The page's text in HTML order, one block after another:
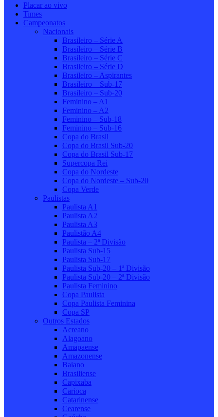
Placar ao vivo
Times
Campeonatos
Nacionais
Brasileiro – Série A
Brasileiro – Série B
Brasileiro – Série C
Brasileiro – Série D
Brasileiro – Aspirantes
Brasileiro – Sub-17
Brasileiro – Sub-20
Feminino – A1
Feminino – A2
Feminino – Sub-18
Feminino – Sub-16
Copa do Brasil
Copa do Brasil Sub-20
Copa do Brasil Sub-17
Supercopa Rei
Copa do Nordeste
Copa do Nordeste – Sub-20
Copa Verde
Paulistas
Paulista A1
Paulista A2
Paulista A3
Paulistão A4
Paulista – 2ª Divisão
Paulista Sub-15
Paulista Sub-17
Paulista Sub-20 – 1ª Divisão
Paulista Sub-20 – 2ª Divisão
Paulista Feminino
Copa Paulista
Copa Paulista Feminina
Copa SP
Outros Estados
Acreano
Alagoano
Amapaense
Amazonense
Baiano
Brasiliense
Capixaba
Carioca
Catarinense
Cearense